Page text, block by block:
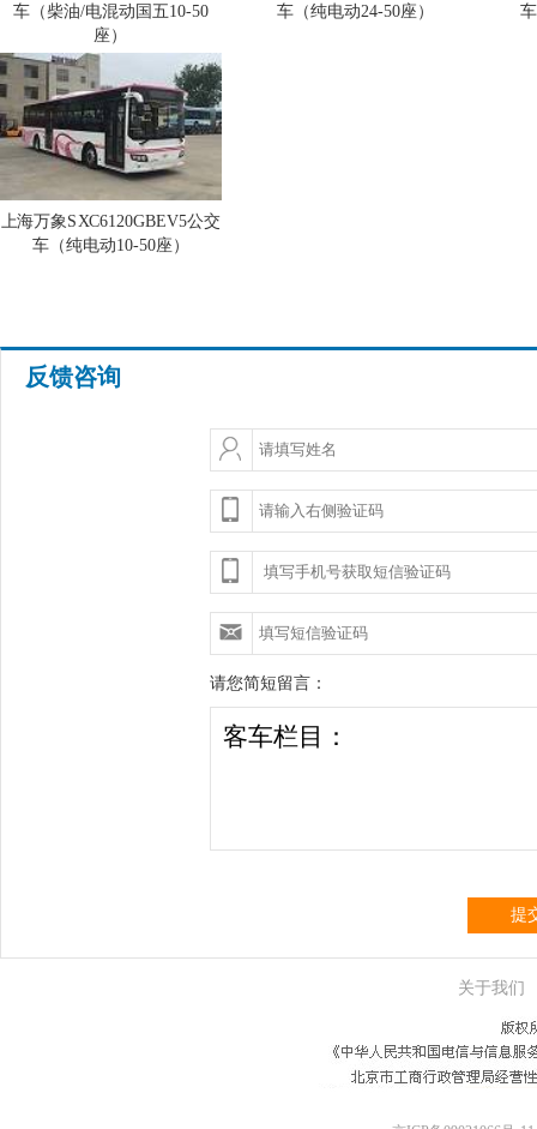
车（柴油/电混动国五10-50
座）
车（纯电动24-50座）
上海万象SXC6120GBEV5公交
车（纯电动10-50座）
反馈咨询
请您简短留言：
提
关于我们